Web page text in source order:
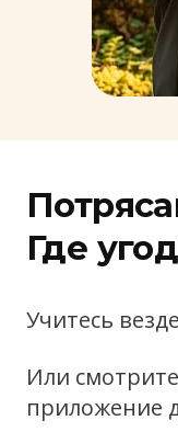
Где
Учитесь
Или
приложение